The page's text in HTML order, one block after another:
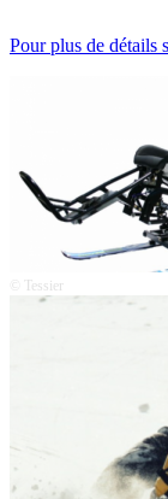
Pour plus de détails
© Tessier